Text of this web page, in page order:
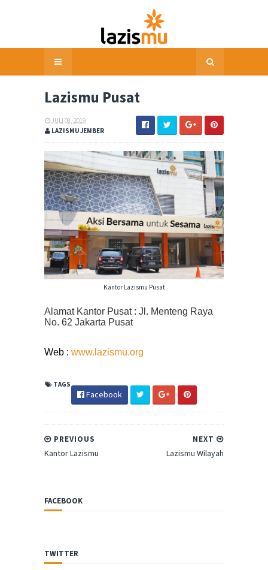
Lazismu Pusat
JULI 08, 2019
LAZISMU JEMBER
Kantor Lazismu Pusat
Alamat Kantor Pusat : Jl. Menteng Raya
No. 62 Jakarta Pusat
Web : www.lazismu.org
TAGS
Facebook
NEXT
Lazismu Wilayah
PREVIOUS
Kantor Lazismu
FACEBOOK
TWITTER